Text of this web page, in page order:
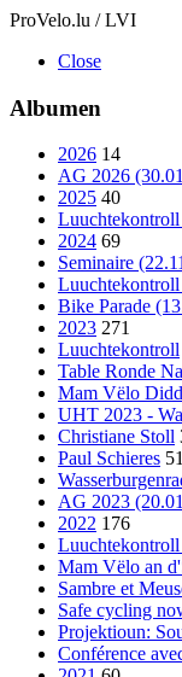
ProVelo.lu / LVI
Close
Albumen
2026 14
AG 2026
2025 40
2024 69
Seminaire
Bike Parade
2023 271
Luuchtekontroll
Table Ronde
Mam Vëlo
UHT 2023 -
Christiane Stoll
Paul Schieres 51
AG 2023
2022 176
Mam Vëlo an
Sambre et
Safe cycling
Projektioun:
Conférence